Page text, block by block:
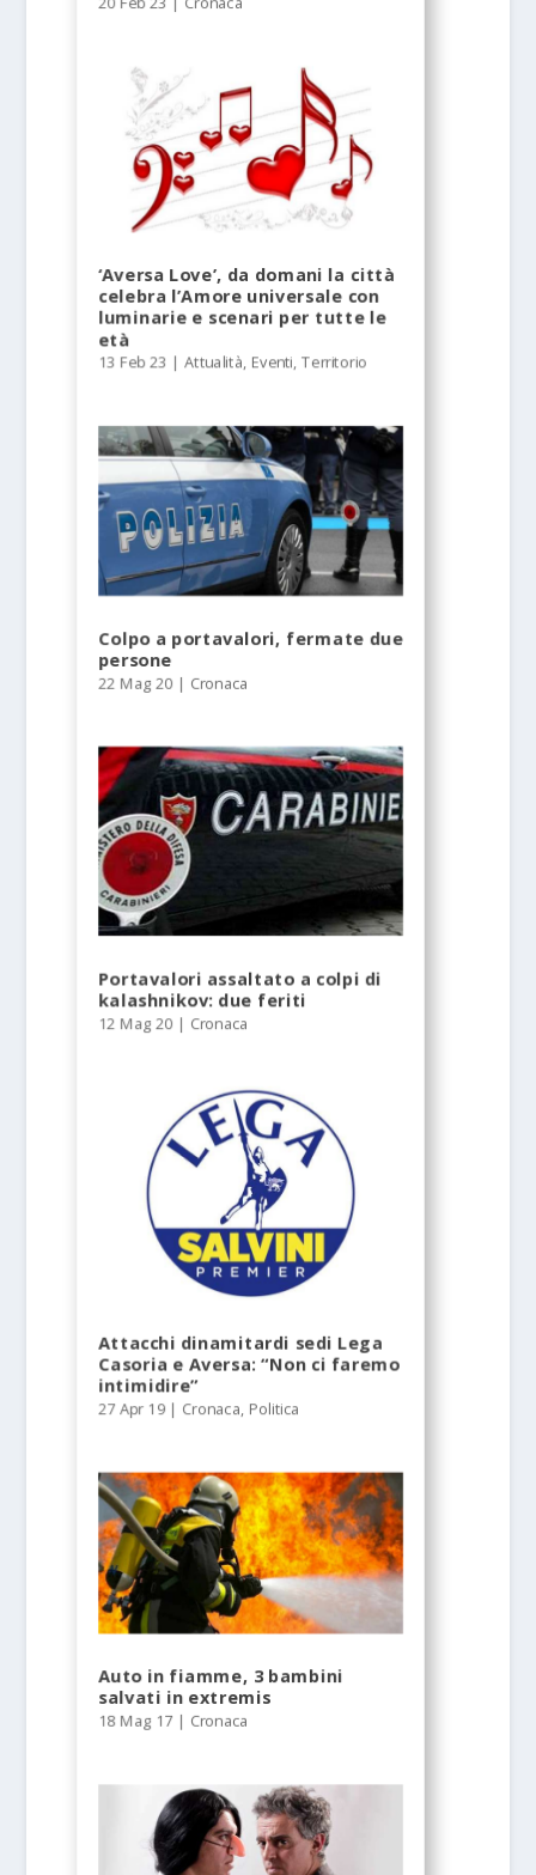
‘Aversa Love’, da domani la città
celebra l’Amore universale con
luminarie e scenari per tutte le
età
13 Feb 23 |Attualità, Eventi,Territorio
Colpo a portavalori, fermate due
persone
22 Mag 20 | Cronaca
Portavalori assaltato a colpi di
kalashnikov: due feriti
12 Mag 20 | Cronaca
Attacchi dinamitardi sedi Lega
Casoria e Aversa: “Non ci faremo
intimidire”
27 Apr 19 | Cronaca, Politica
Auto in fiamme, 3 bambini
salvati in extremis
18 Mag 17 | Cronaca